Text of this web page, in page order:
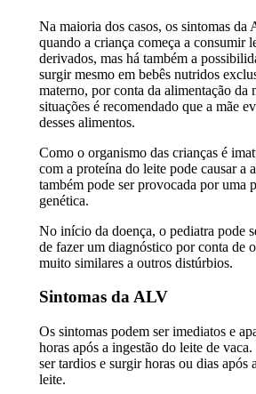
Na maioria dos casos, os sintomas da
quando a criança começa a consumir
derivados, mas há também a
surgir mesmo em bebês nutridos
materno, por conta da alimentação da
situações é recomendado que a mãe
desses alimentos.
Como o organismo das crianças é
com a proteína do leite pode causar a
também pode ser provocada por uma
genética.
No início da doença, o pediatra pode
de fazer um diagnóstico por conta de
muito similares a outros distúrbios.
Sintomas da ALV
Os sintomas podem ser imediatos e
horas após a ingestão do leite de
ser tardios e surgir horas ou dias após
leite.